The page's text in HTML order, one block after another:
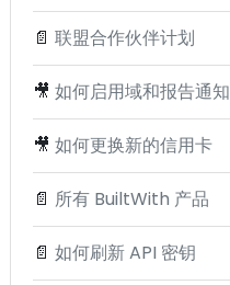
📄 联盟合作伙伴计划
🎥 如何启用域和报告通知
🎥 如何更换新的信用卡
📄 所有 BuiltWith 产品
📄 如何刷新 API 密钥